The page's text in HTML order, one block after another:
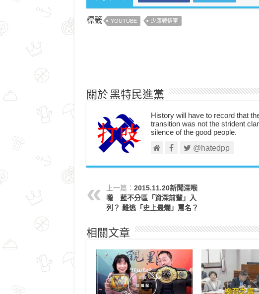
標籤 YOUTUBE 少康戰情室
關於 黑特民進黨
History will have to record that
transition was not the strident
silence of the good people.
@hatedpp
上一篇： 2015.11.20新聞深喉
嚨 藍不分區「資深前輩」入
列？ 難逃「史上最爛」罵名？
相關文章